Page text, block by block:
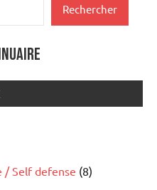
Rechercher
/ Self defense (8)